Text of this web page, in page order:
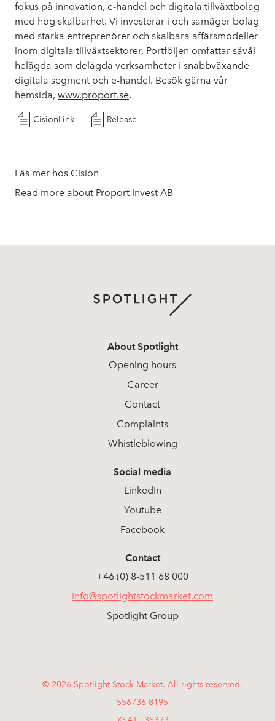
fokus på innovation, e-handel och digitala tillväxtbolag
med hög skalbarhet. Vi investerar i och samäger bolag
med starka entreprenörer och skalbara affärsmodeller
inom digitala tillväxtsektorer. Portföljen omfattar såväl
helägda som delägda verksamheter i snabbväxande
digitala segment och e-handel. Besök gärna vår
hemsida, www.proport.se.
CisionLink Release
Läs mer hos Cision
Read more about Proport Invest AB
About Spotlight
Opening hours
Career
Contact
Complaints
Whistleblowing
Social media
LinkedIn
Youtube
Facebook
Contact
+46 (0) 8-511 68 000
info@spotlightstockmarket.com
Spotlight Group
© 2026 Spotlight Stock Market. All rights reserved.
556736-8195